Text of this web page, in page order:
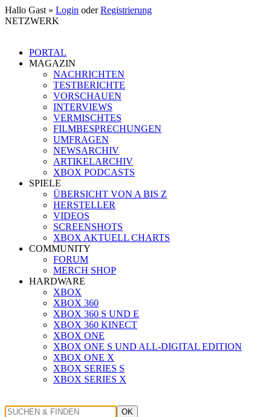
Hallo Gast » Login oderRegistrierung
NETZWERK
PORTAL
MAGAZIN
NACHRICHTEN
TESTBERICHTE
VORSCHAUEN
INTERVIEWS
VERMISCHTES
FILMBESPRECHUNGEN
UMFRAGEN
NEWSARCHIV
ARTIKELARCHIV
XBOX PODCASTS
SPIELE
ÜBERSICHT VON A BIS Z
HERSTELLER
VIDEOS
SCREENSHOTS
XBOX AKTUELL CHARTS
COMMUNITY
FORUM
MERCH SHOP
HARDWARE
XBOX
XBOX 360
XBOX 360 S UND E
XBOX 360 KINECT
XBOX ONE
XBOX ONE S UND ALL-DIGITAL EDITION
XBOX ONE X
XBOX SERIES S
XBOX SERIES X
OK